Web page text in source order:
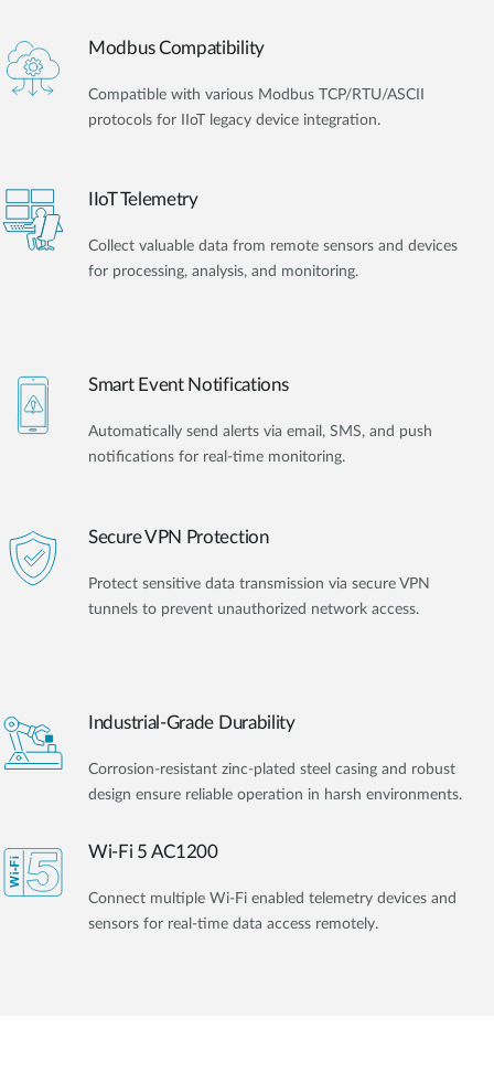
Modbus Compatibility
Compatible with various Modbus TCP/RTU/ASCII
protocols for IIoT legacy device integration.
IIoT Telemetry
Collect valuable data from remote sensors and devices
for processing, analysis, and monitoring.
Smart Event Notifications
Automatically send alerts via email, SMS, and push
notifications for real-time monitoring.
Secure VPN Protection
Protect sensitive data transmission via secure VPN
tunnels to prevent unauthorized network access.
Industrial-Grade Durability
Corrosion-resistant zinc-plated steel casing and robust
design ensure reliable operation in harsh environments.
Wi-Fi 5 AC1200
Connect multiple Wi-Fi enabled telemetry devices and
sensors for real-time data access remotely.